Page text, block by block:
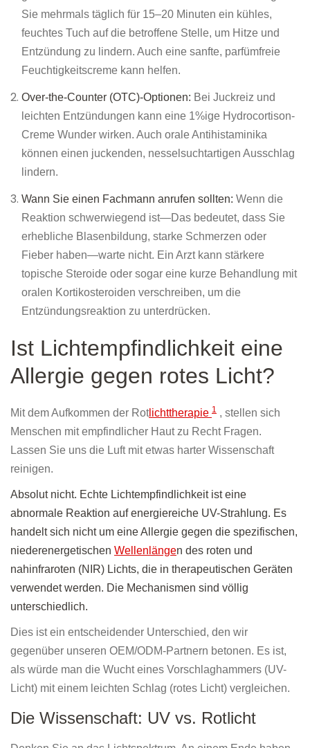
Sie mehrmals täglich für 15–20 Minuten ein kühles,
feuchtes Tuch auf die betroffene Stelle, um Hitze und
Entzündung zu lindern. Auch eine sanfte, parfümfreie
Feuchtigkeitscreme kann helfen.
Over-the-Counter (OTC)-Optionen: Bei Juckreiz und
leichten Entzündungen kann eine 1%ige Hydrocortison-
Creme Wunder wirken. Auch orale Antihistaminika
können einen juckenden, nesselsuchtartigen Ausschlag
lindern.
Wann Sie einen Fachmann anrufen sollten: Wenn die
Reaktion schwerwiegend ist—Das bedeutet, dass Sie
erhebliche Blasenbildung, starke Schmerzen oder
Fieber haben—warte nicht. Ein Arzt kann stärkere
topische Steroide oder sogar eine kurze Behandlung mit
oralen Kortikosteroiden verschreiben, um die
Entzündungsreaktion zu unterdrücken.
Ist Lichtempfindlichkeit eine
Allergie gegen rotes Licht?
Mit dem Aufkommen der Rotlichttherapie 1 , stellen sich
Menschen mit empfindlicher Haut zu Recht Fragen.
Lassen Sie uns die Luft mit etwas harter Wissenschaft
reinigen.
Absolut nicht. Echte Lichtempfindlichkeit ist eine
abnormale Reaktion auf energiereiche UV-Strahlung. Es
handelt sich nicht um eine Allergie gegen die spezifischen,
niederenergetischen Wellenlängen des roten und
nahinfraroten (NIR) Lichts, die in therapeutischen Geräten
verwendet werden. Die Mechanismen sind völlig
unterschiedlich.
Dies ist ein entscheidender Unterschied, den wir
gegenüber unseren OEM/ODM-Partnern betonen. Es ist,
als würde man die Wucht eines Vorschlaghammers (UV-
Licht) mit einem leichten Schlag (rotes Licht) vergleichen.
Die Wissenschaft: UV vs. Rotlicht